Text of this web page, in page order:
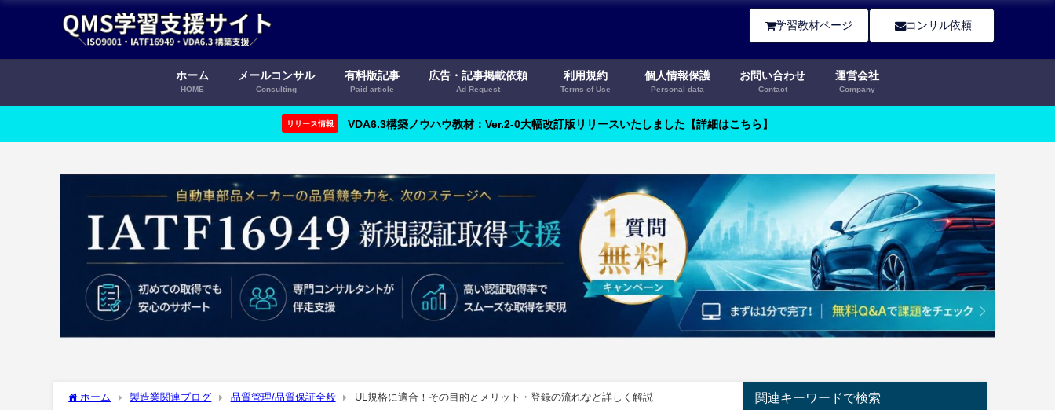
学習教材ページ コンサル依頼
ホーム
HOME
メールコンサル
Consulting
有料版記事
Paid article
広告・記事掲載依頼
Ad Request
利用規約
Terms of Use
個人情報保護
Personal data
お問い合わせ
Contact
運営会社
Company
リリース情報 VDA6.3構築ノウハウ教材：Ver.2-0大幅改訂版リリースいたしました【詳細はこちら】
ホーム 製造業関連ブログ 品質管理/品質保証全般 UL規格に適合！その目的とメリット・登録の流れなど詳しく解説 関連キーワードで検索